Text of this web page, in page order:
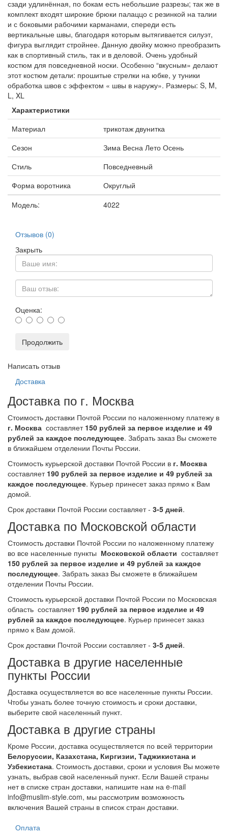
сзади удлинённая, по бокам есть небольшие разрезы; так же в
комплект входят широкие брюки палаццо с резинкой на талии
и с боковыми рабочими карманами, спереди есть
вертикальные швы, благодаря которым вытягивается силуэт,
фигура выглядит стройнее. Данную двойку можно преобразить
как в спортивный стиль, так и в деловой. Очень удобный
костюм для повседневной носки. Особенно “вкусным» делают
этот костюм детали: прошитые стрелки на юбке, у туники
обработка швов с эффектом « швы в наружу». Размеры: S, M,
L, XL
Характеристики
Материал
трикотаж двунитка
Сезон
Зима Весна Лето Осень
Стиль
Повседневный
Форма воротника
Округлый
Модель:
4022
Отзывов (0)
Закрыть
Оценка:
Продолжить
Написать отзыв
Доставка
Доставка по г. Москва
Стоимость доставки Почтой России по наложенному платежу в
г. Москва составляет 150 рублей за первое изделие и 49
рублей за каждое последующее. Забрать заказ Вы сможете
в ближайшем отделении Почты России.
Стоимость курьерской доставки Почтой России в г. Москва
составляет 190 рублей за первое изделие и 49 рублей за
каждое последующее. Курьер принесет заказ прямо к Вам
домой.
Срок доставки Почтой России составляет - 3-5 дней.
Доставка по Московской области
Стоимость доставки Почтой России по наложенному платежу
во все населенные пункты Московской области составляет
150 рублей за первое изделие и 49 рублей за каждое
последующее. Забрать заказ Вы сможете в ближайшем
отделении Почты России.
Стоимость курьерской доставки Почтой России по Московская
область составляет 190 рублей за первое изделие и 49
рублей за каждое последующее. Курьер принесет заказ
прямо к Вам домой.
Срок доставки Почтой России составляет - 3-5 дней.
Доставка в другие населенные
пункты России
Доставка осуществляется во все населенные пункты России.
Чтобы узнать более точную стоимость и сроки доставки,
выберите свой населенный пункт.
Доставка в другие страны
Кроме России, доставка осуществляется по всей территории
Белоруссии, Казахстана, Киргизии, Таджикистана и
Узбекистана. Стоимость доставки, сроки и условия Вы можете
узнать, выбрав свой населенный пункт. Если Вашей страны
нет в списке стран доставки, напишите нам на e-mail
info@muslim-style.com, мы рассмотрим возможность
включения Вашей страны в список стран доставки.
Оплата